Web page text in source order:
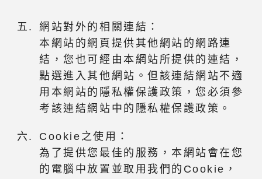
網站對外的相關連結：
本網站的網頁提供其他網站的網路連
結，您也可經由本網站所提供的連結，
點選進入其他網站。但該連結網站不適
用本網站的隱私權保護政策，您必須參
考該連結網站中的隱私權保護政策。
Cookie之使用：
為了提供您最佳的服務，本網站會在您
的電腦中放置並取用我們的Cookie，